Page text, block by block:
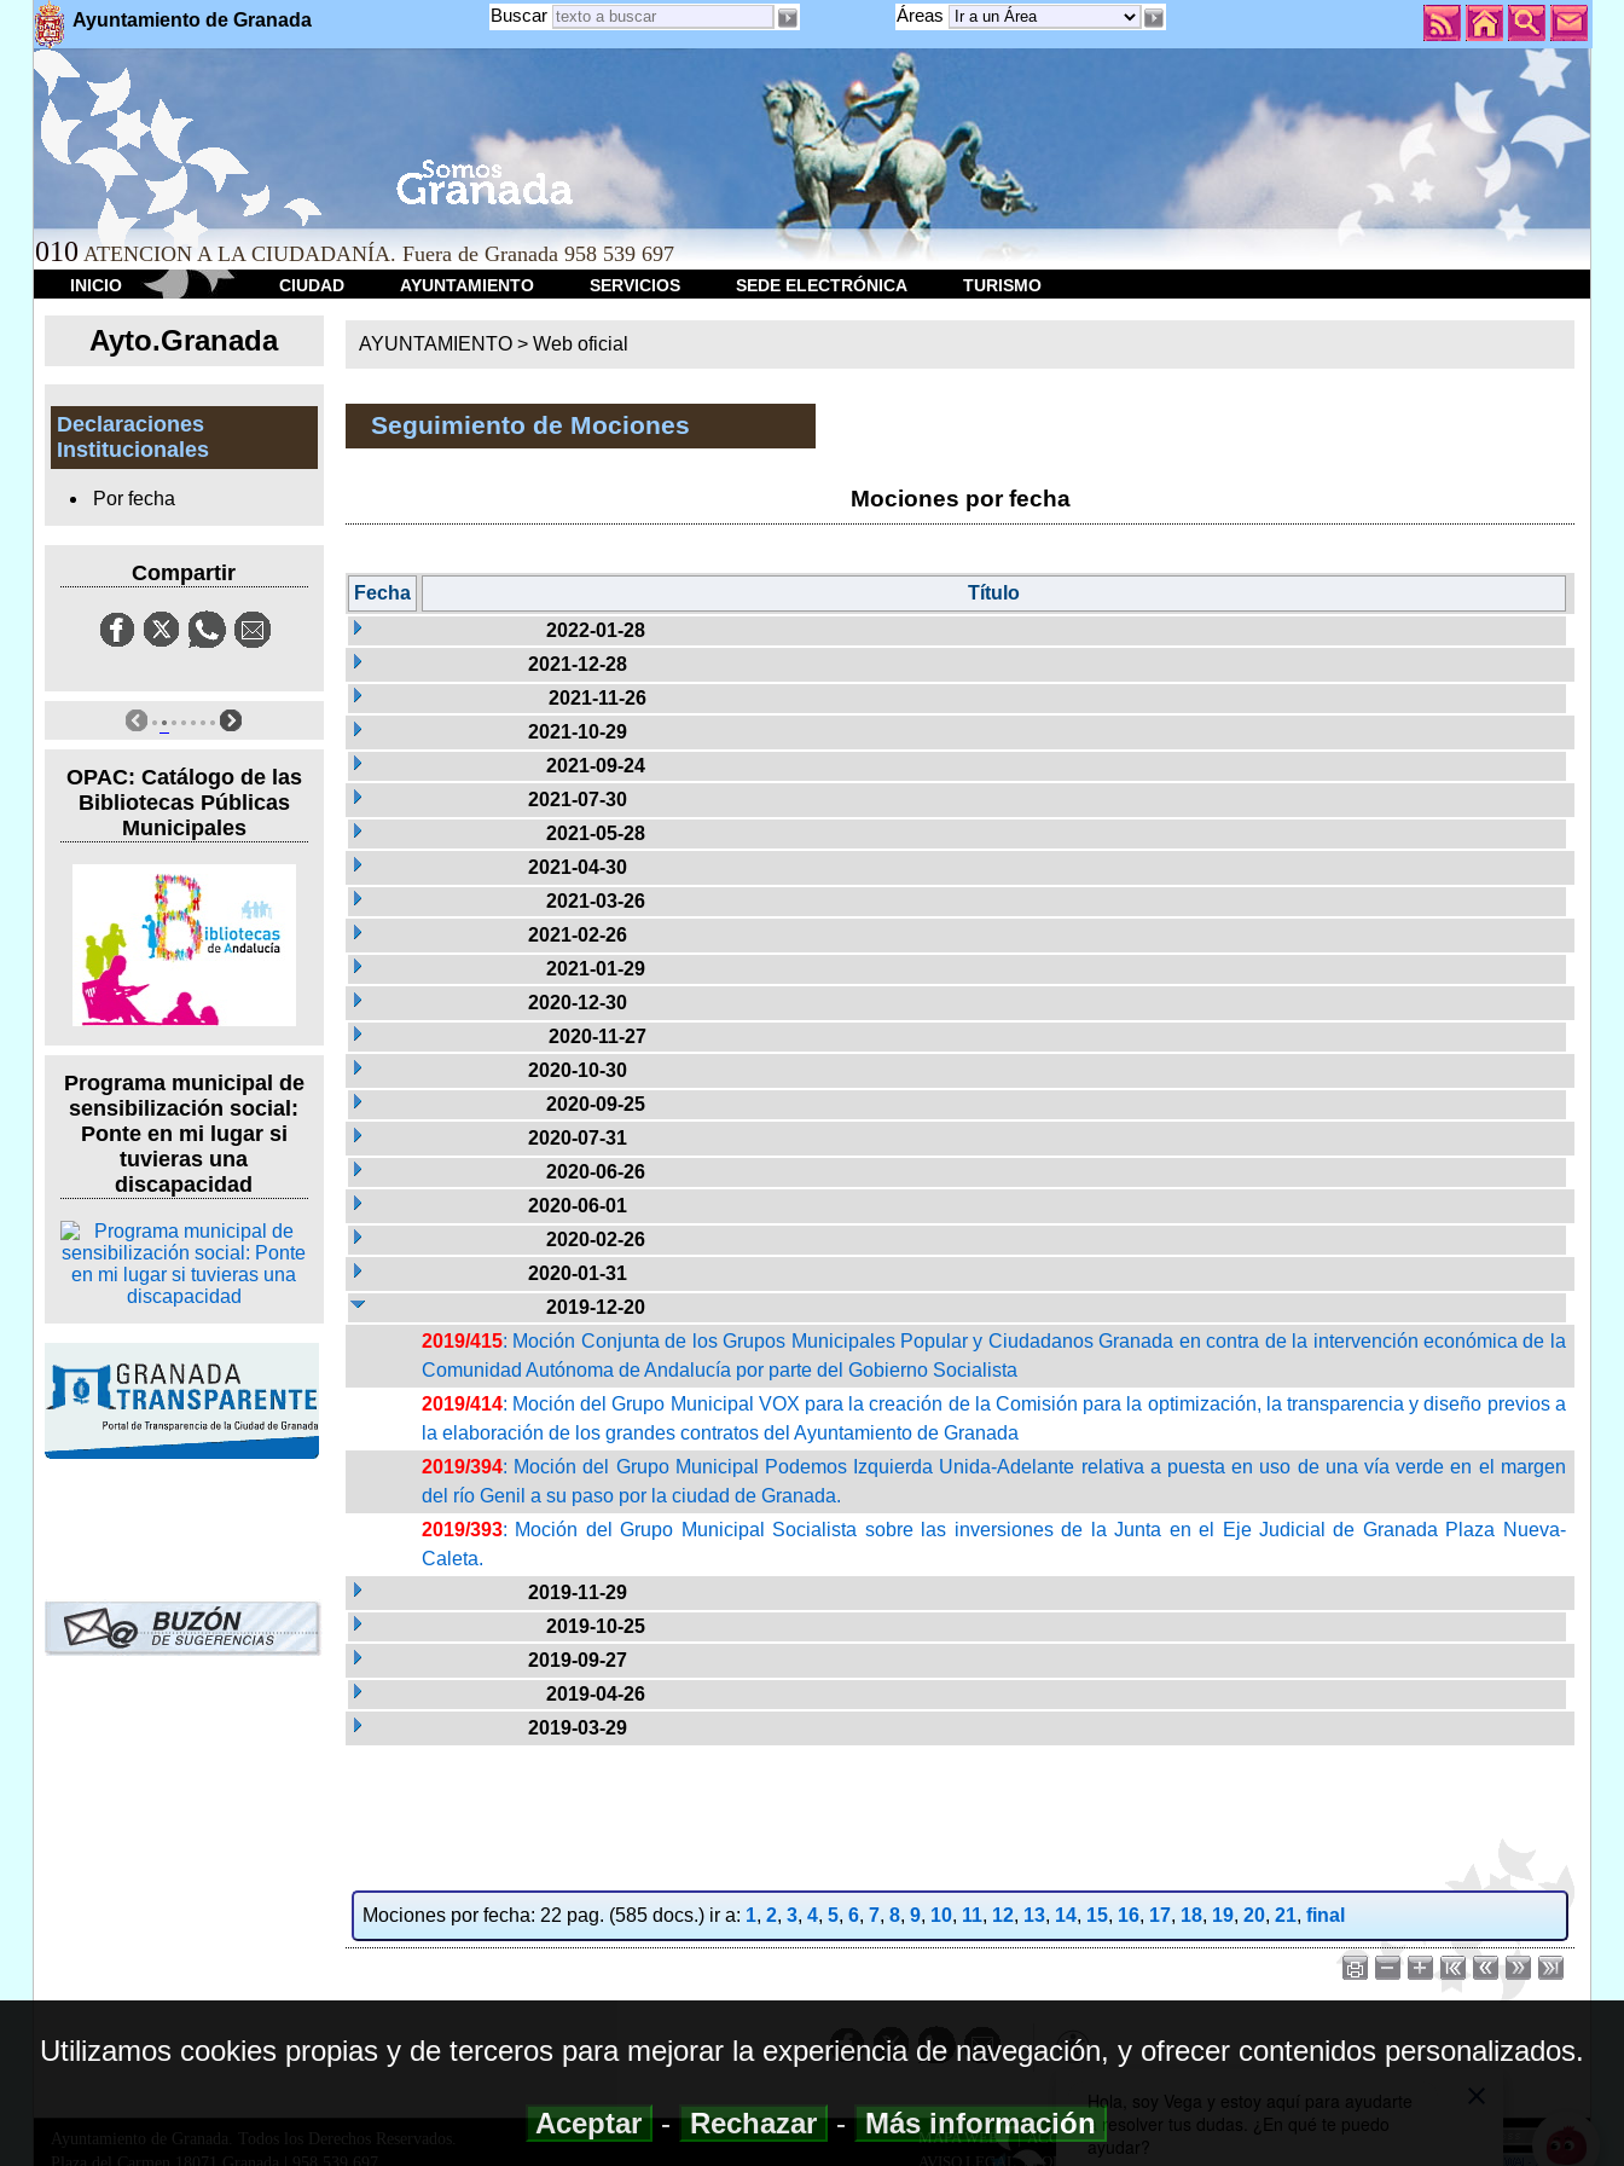
Ayuntamiento de Granada Áreas
Buscar
010 ATENCION A LA CIUDADANÍA. Fuera de Granada 958 539 697
INICIO CIUDAD AYUNTAMIENTO SERVICIOS SEDE ELECTRÓNICA TURISMO
Ayto.Granada
Declaraciones
Institucionales
Por fecha
Compartir
OPAC: Catálogo de las
Bibliotecas Públicas
Municipales
Programa municipal de
sensibilización social:
Ponte en mi lugar si
tuvieras una
discapacidad
AYUNTAMIENTO > Web oficial
Seguimiento de Mociones
Mociones por fecha
Fecha
Título
2022-01-28
2021-12-28
2021-11-26
2021-10-29
2021-09-24
2021-07-30
2021-05-28
2021-04-30
2021-03-26
2021-02-26
2021-01-29
2020-12-30
2020-11-27
2020-10-30
2020-09-25
2020-07-31
2020-06-26
2020-06-01
2020-02-26
2020-01-31
2019-12-20
2019/415: Moción Conjunta de los Grupos Municipales Popular y Ciudadanos Granada en contra de la intervención económica de la
Comunidad Autónoma de Andalucía por parte del Gobierno Socialista
2019/414: Moción del Grupo Municipal VOX para la creación de la Comisión para la optimización, la transparencia y diseño previos a
la elaboración de los grandes contratos del Ayuntamiento de Granada
2019/394: Moción del Grupo Municipal Podemos Izquierda Unida-Adelante relativa a puesta en uso de una vía verde en el margen
del río Genil a su paso por la ciudad de Granada.
2019/393: Moción del Grupo Municipal Socialista sobre las inversiones de la Junta en el Eje Judicial de Granada Plaza Nueva-
Caleta.
2019-11-29
2019-10-25
2019-09-27
2019-04-26
2019-03-29
Mociones por fecha: 22 pag. (585 docs.) ir a: 1, 2, 3, 4, 5, 6, 7, 8, 9, 10, 11, 12, 13, 14, 15, 16, 17, 18, 19, 20, 21, final
Ayuntamiento de Granada. Todos los Derechos Reservados.
MAPA WEB|ACCESIBILIDAD
AVISO LEGAL| POLITICA DE PRIVACIDAD
Utilizamos cookies propias y de terceros para mejorar la experiencia de navegación, y ofrecer contenidos personalizados.
Aceptar-Rechazar-Más información